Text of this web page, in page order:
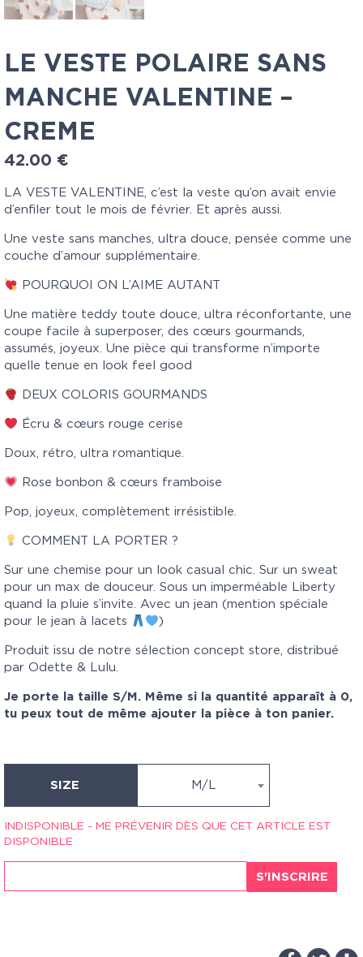
LE VESTE POLAIRE SANS
MANCHE VALENTINE –
CREME
42.00 €
LA VESTE VALENTINE, c’est la veste qu’on avait envie
d’enfiler tout le mois de février. Et après aussi.
Une veste sans manches, ultra douce, pensée comme une
couche d’amour supplémentaire.
POURQUOI ON L’AIME AUTANT
Une matière teddy toute douce, ultra réconfortante, une
coupe facile à superposer, des cœurs gourmands,
assumés, joyeux. Une pièce qui transforme n’importe
quelle tenue en look feel good
DEUX COLORIS GOURMANDS
Écru & cœurs rouge cerise
Doux, rétro, ultra romantique.
Rose bonbon & cœurs framboise
Pop, joyeux, complètement irrésistible.
COMMENT LA PORTER ?
Sur une chemise pour un look casual chic. Sur un sweat
pour un max de douceur. Sous un imperméable Liberty
quand la pluie s’invite. Avec un jean (mention spéciale
pour le jean à lacets
)
Produit issu de notre sélection concept store, distribué
par Odette & Lulu.
Je porte la taille S/M. Même si la quantité apparaît à 0,
tu peux tout de même ajouter la pièce à ton panier.
SIZE M/L
INDISPONIBLE - ME PRÉVENIR DÈS QUE CET ARTICLE EST
DISPONIBLE
S'INSCRIRE